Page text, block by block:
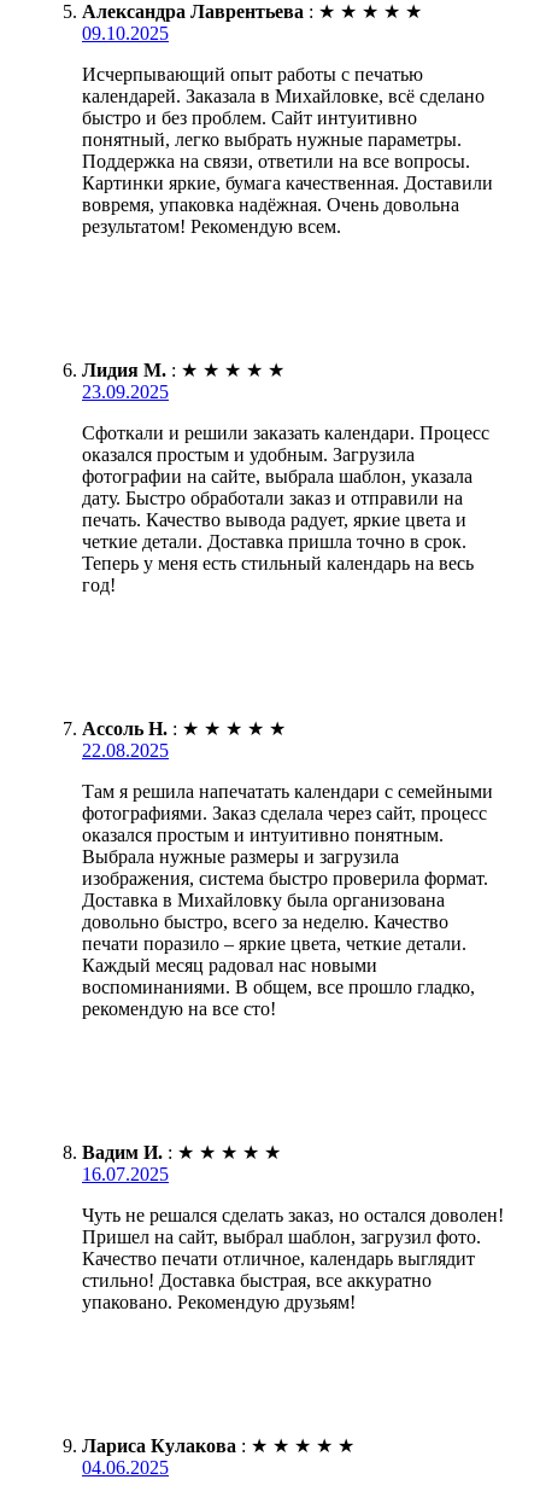
Александра Лаврентьева : ★ ★ ★ ★ ★
09.10.2025
Исчерпывающий опыт работы с печатью
календарей. Заказала в Михайловке, всё сделано
быстро и без проблем. Сайт интуитивно
понятный, легко выбрать нужные параметры.
Поддержка на связи, ответили на все вопросы.
Картинки яркие, бумага качественная. Доставили
вовремя, упаковка надёжная. Очень довольна
результатом! Рекомендую всем.
Лидия М. : ★ ★ ★ ★ ★
23.09.2025
Сфоткали и решили заказать календари. Процесс
оказался простым и удобным. Загрузила
фотографии на сайте, выбрала шаблон, указала
дату. Быстро обработали заказ и отправили на
печать. Качество вывода радует, яркие цвета и
четкие детали. Доставка пришла точно в срок.
Теперь у меня есть стильный календарь на весь
год!
Ассоль Н. : ★ ★ ★ ★ ★
22.08.2025
Там я решила напечатать календари с семейными
фотографиями. Заказ сделала через сайт, процесс
оказался простым и интуитивно понятным.
Выбрала нужные размеры и загрузила
изображения, система быстро проверила формат.
Доставка в Михайловку была организована
довольно быстро, всего за неделю. Качество
печати поразило – яркие цвета, четкие детали.
Каждый месяц радовал нас новыми
воспоминаниями. В общем, все прошло гладко,
рекомендую на все сто!
Вадим И. : ★ ★ ★ ★ ★
16.07.2025
Чуть не решался сделать заказ, но остался доволен!
Пришел на сайт, выбрал шаблон, загрузил фото.
Качество печати отличное, календарь выглядит
стильно! Доставка быстрая, все аккуратно
упаковано. Рекомендую друзьям!
Лариса Кулакова : ★ ★ ★ ★ ★
04.06.2025